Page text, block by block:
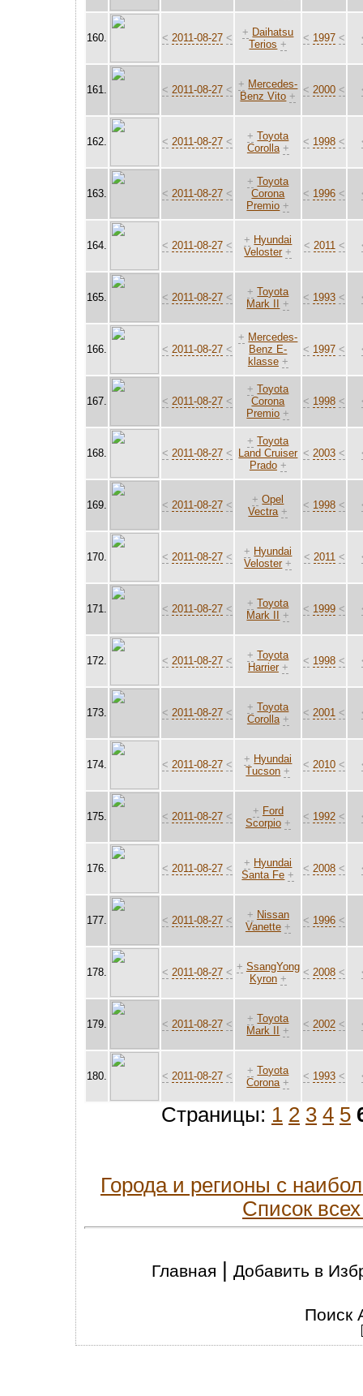
160. < 2011-08-27 < + Daihatsu
Terios +
< 1997 <
161. < 2011-08-27 < + Mercedes-
Benz Vito +
< 2000 <
162. < 2011-08-27 < + Toyota
Corolla +
< 1998 <
163. < 2011-08-27 <
+ Toyota
Corona
Premio +
< 1996 <
164. < 2011-08-27 < + Hyundai
Veloster +
< 2011 <
165. < 2011-08-27 < + Toyota
Mark II
+
< 1993 <
166. < 2011-08-27 <
+ Mercedes-
Benz E-
klasse +
< 1997 <
167. < 2011-08-27 <
+ Toyota
Corona
Premio +
< 1998 <
168. < 2011-08-27 <
+ Toyota
Land Cruiser
Prado +
< 2003 <
169. < 2011-08-27 < + Opel
Vectra +
< 1998 <
170. < 2011-08-27 < + Hyundai
Veloster +
< 2011 <
171. < 2011-08-27 < + Toyota
Mark II
+
< 1999 <
172. < 2011-08-27 < + Toyota
Harrier +
< 1998 <
173. < 2011-08-27 < + Toyota
Corolla +
< 2001 <
174. < 2011-08-27 < + Hyundai
Tucson +
< 2010 <
175. < 2011-08-27 < + Ford
Scorpio +
< 1992 <
176. < 2011-08-27 < + Hyundai
Santa Fe +
< 2008 <
177. < 2011-08-27 < + Nissan
Vanette +
< 1996 <
178. < 2011-08-27 < + SsangYong
Kyron +
< 2008 <
179. < 2011-08-27 < + Toyota
Mark II
+
< 2002 <
180. < 2011-08-27 < + Toyota
Corona +
< 1993 <
Страницы: 1 2 3 4 5
Города и регионы с
Список
Главная | Добавить в
Поиск